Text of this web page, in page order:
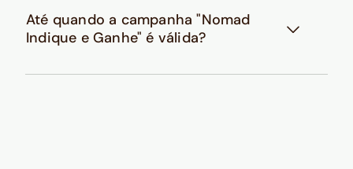
Até quando a campanha "Nomad
Indique e Ganhe" é válida?